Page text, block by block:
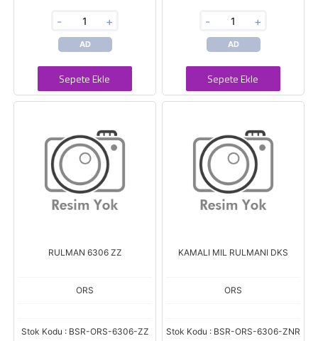
- +
AD
Sepete Ekle
- +
AD
Sepete Ekle
RULMAN 6306 ZZ
ORS
Stok Kodu : BSR-ORS-6306-ZZ
KAMALI MIL RULMANI DKS
ORS
Stok Kodu : BSR-ORS-6306-ZNR